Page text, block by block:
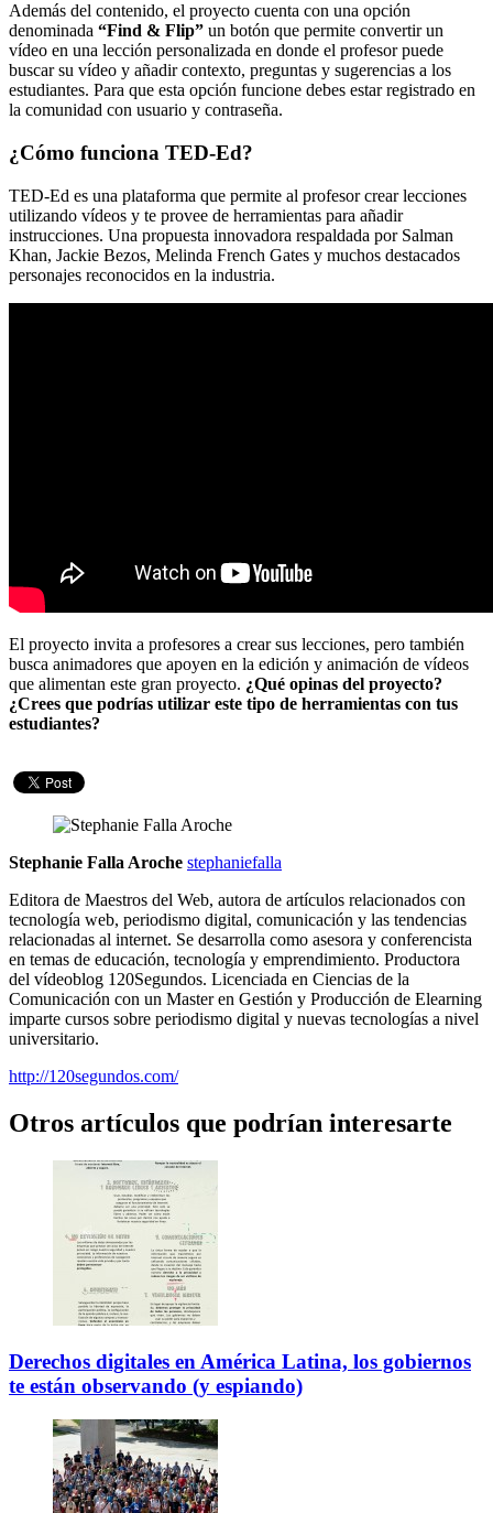
Además del contenido, el proyecto cuenta con una opción
denominada “Find & Flip” un botón que permite convertir un
vídeo en una lección personalizada en donde el profesor puede
buscar su vídeo y añadir contexto, preguntas y sugerencias a los
estudiantes. Para que esta opción funcione debes estar registrado en
la comunidad con usuario y contraseña.
¿Cómo funciona TED-Ed?
TED-Ed es una plataforma que permite al profesor crear lecciones
utilizando vídeos y te provee de herramientas para añadir
instrucciones. Una propuesta innovadora respaldada por Salman
Khan, Jackie Bezos, Melinda French Gates y muchos destacados
personajes reconocidos en la industria.
El proyecto invita a profesores a crear sus lecciones, pero también
busca animadores que apoyen en la edición y animación de vídeos
que alimentan este gran proyecto. ¿Qué opinas del proyecto?
¿Crees que podrías utilizar este tipo de herramientas con tus
estudiantes?
Stephanie Falla Aroche stephaniefalla
Editora de Maestros del Web, autora de artículos relacionados con
tecnología web, periodismo digital, comunicación y las tendencias
relacionadas al internet. Se desarrolla como asesora y conferencista
en temas de educación, tecnología y emprendimiento. Productora
del vídeoblog 120Segundos. Licenciada en Ciencias de la
Comunicación con un Master en Gestión y Producción de Elearning
imparte cursos sobre periodismo digital y nuevas tecnologías a nivel
universitario.
http://120segundos.com/
Otros artículos que podrían interesarte
Derechos digitales en América Latina, los gobiernos
te están observando (y espiando)